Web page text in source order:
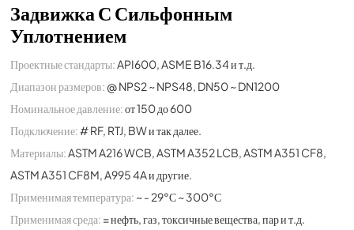
Задвижка С Сильфонным
Уплотнением
Проектные стандарты: API600, ASME B16.34 и т.д.
Диапазон размеров: @ NPS2 ~ NPS48, DN50 ~ DN1200
Номинальное давление:от 150 до 600
Подключение:# RF, RTJ, BW и так далее.
Материалы: ASTM A216 WCB, ASTM A352 LCB, ASTM A351 CF8,
ASTM A351 CF8M, A995 4A и другие.
Применимая температура: ~ - 29°С ~ 300°С
Применимая среда: = нефть, газ, токсичные вещества, пар и т.д.